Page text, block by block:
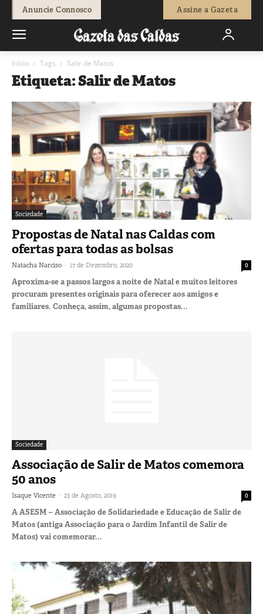
Anuncie Connosco Assine a Gazeta
Início Tags Salir de Matos
Etiqueta: Salir de Matos
Sociedade
Propostas de Natal nas Caldas com
ofertas para todas as bolsas
Natacha Narciso - 17 de Dezembro, 2020 0
Aproxima-se a passos largos a noite de Natal e muitos leitores
procuram presentes originais para oferecer aos amigos e
familiares. Conheça, assim, algumas propostas...
Sociedade
Associação de Salir de Matos comemora
50 anos
Isaque Vicente - 23 de Agosto, 2019 0
A ASESM – Associação de Solidariedade e Educação de Salir de
Matos (antiga Associação para o Jardim Infantil de Salir de
Matos) vai comemorar...